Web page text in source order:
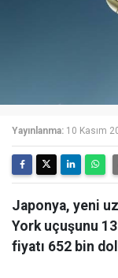
Yayınlanma: 10 Kasım
Japonya, yeni
York uçuşunu
fiyatı 652 bin